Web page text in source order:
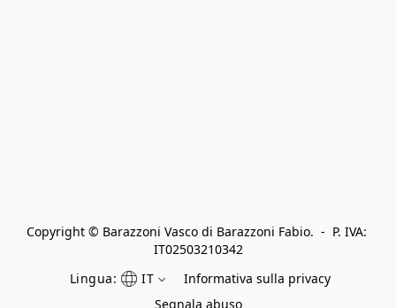
Copyright © Barazzoni Vasco di Barazzoni Fabio.  -  P. IVA:
IT02503210342
Lingua:
IT
Informativa sulla privacy
Segnala abuso